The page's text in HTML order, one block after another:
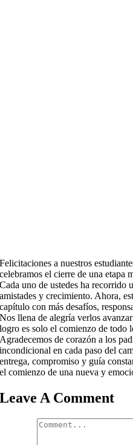
Felicitaciones a nuestros
celebramos el cierre de una etapa
Cada uno de ustedes ha recorrido
amistades y crecimiento. Ahora,
capítulo con más desafíos,
Nos llena de alegría verlos
logro es solo el comienzo de todo
Agradecemos de corazón a los
incondicional en cada paso del
entrega, compromiso y guía
el comienzo de una nueva y
Leave A Comment